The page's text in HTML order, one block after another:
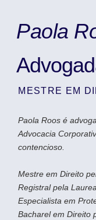
Paola
MESTRE EM
Paola Roos é
Advocacia
contencioso.
Mestre em Direito
Registral pela
Especialista em
Bacharel em Direito